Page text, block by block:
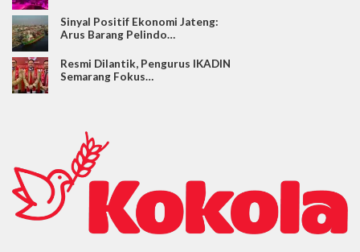
Sinyal Positif Ekonomi Jateng:
Arus Barang Pelindo…
Resmi Dilantik, Pengurus IKADIN
Semarang Fokus…